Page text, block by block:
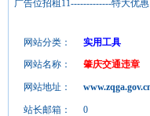
广告位招租11-------------特大优
网站分类：
实用工具
网站名称：
肇庆交通违章
网站地址：
站长邮箱： 0